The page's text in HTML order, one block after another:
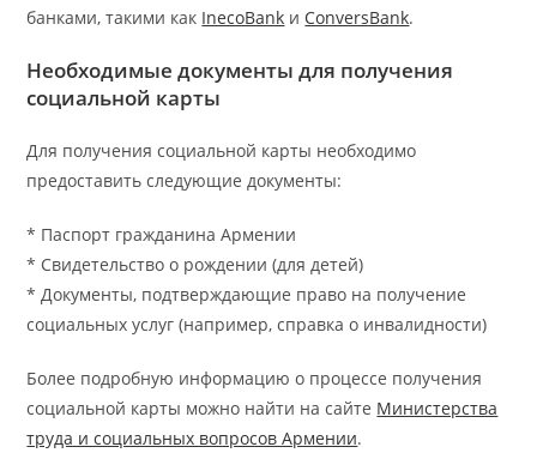
банками, такими как InecoBank и ConversBank.
Необходимые документы для получения
социальной карты
Для получения социальной карты необходимо
предоставить следующие документы:
* Паспорт гражданина Армении
* Свидетельство о рождении (для детей)
* Документы, подтверждающие право на получение
социальных услуг (например, справка о инвалидности)
Более подробную информацию о процессе получения
социальной карты можно найти на сайте Министерства
труда и социальных вопросов Армении.